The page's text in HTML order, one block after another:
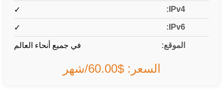
IPv4:
✓
IPv6:
✓
الموقع: في جميع أنحاء العالم
السعر: $60.00/شهر